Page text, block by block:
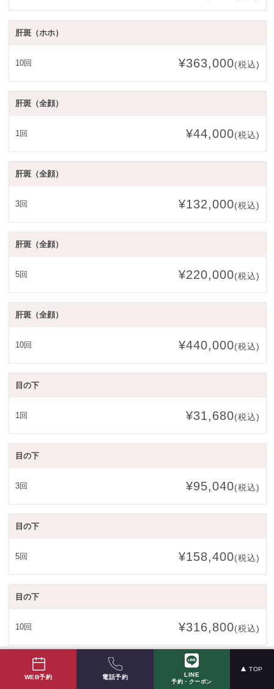
肝斑（ホホ）
10回 ¥363,000(税込)
肝斑（全顔）
1回 ¥44,000(税込)
肝斑（全顔）
3回 ¥132,000(税込)
肝斑（全顔）
5回 ¥220,000(税込)
肝斑（全顔）
10回 ¥440,000(税込)
目の下
1回 ¥31,680(税込)
目の下
3回 ¥95,040(税込)
目の下
5回 ¥158,400(税込)
目の下
10回 ¥316,800(税込)
美肌（毛穴、酒さ、ニキビ含む）
WEB予約 電話予約 LINE
予約・クーポン
TOP